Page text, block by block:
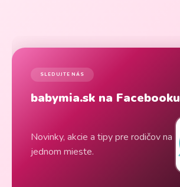
SLEDUJTE NÁS
babymia.sk na Facebooku
Novinky, akcie a tipy pre rodičov na
jednom mieste.